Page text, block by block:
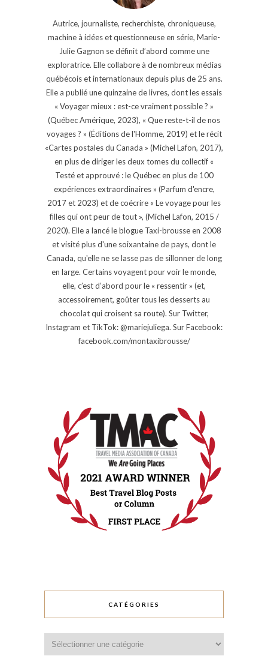
Autrice, journaliste, recherchiste, chroniqueuse,
machine à idées et questionneuse en série, Marie-
Julie Gagnon se définit d’abord comme une
exploratrice. Elle collabore à de nombreux médias
québécois et internationaux depuis plus de 25 ans.
Elle a publié une quinzaine de livres, dont les essais
« Voyager mieux : est-ce vraiment possible ? »
(Québec Amérique, 2023), « Que reste-t-il de nos
voyages ? » (Éditions de l'Homme, 2019) et le récit
«Cartes postales du Canada » (Michel Lafon, 2017),
en plus de diriger les deux tomes du collectif «
Testé et approuvé : le Québec en plus de 100
expériences extraordinaires » (Parfum d'encre,
2017 et 2023) et de coécrire « Le voyage pour les
filles qui ont peur de tout », (Michel Lafon, 2015 /
2020). Elle a lancé le blogue Taxi-brousse en 2008
et visité plus d'une soixantaine de pays, dont le
Canada, qu'elle ne se lasse pas de sillonner de long
en large. Certains voyagent pour voir le monde,
elle, c’est d’abord pour le « ressentir » (et,
accessoirement, goûter tous les desserts au
chocolat qui croisent sa route). Sur Twitter,
Instagram et TikTok: @mariejuliega. Sur Facebook:
facebook.com/montaxibrousse/
CATÉGORIES